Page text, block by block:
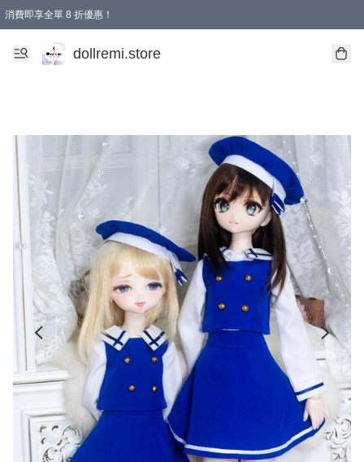
消費即享全單 8 折優惠！
購物滿 HKD 1500.00即享免運費優惠！（適用於 本地送貨、本地取貨、國際送貨 )
dollremi.store